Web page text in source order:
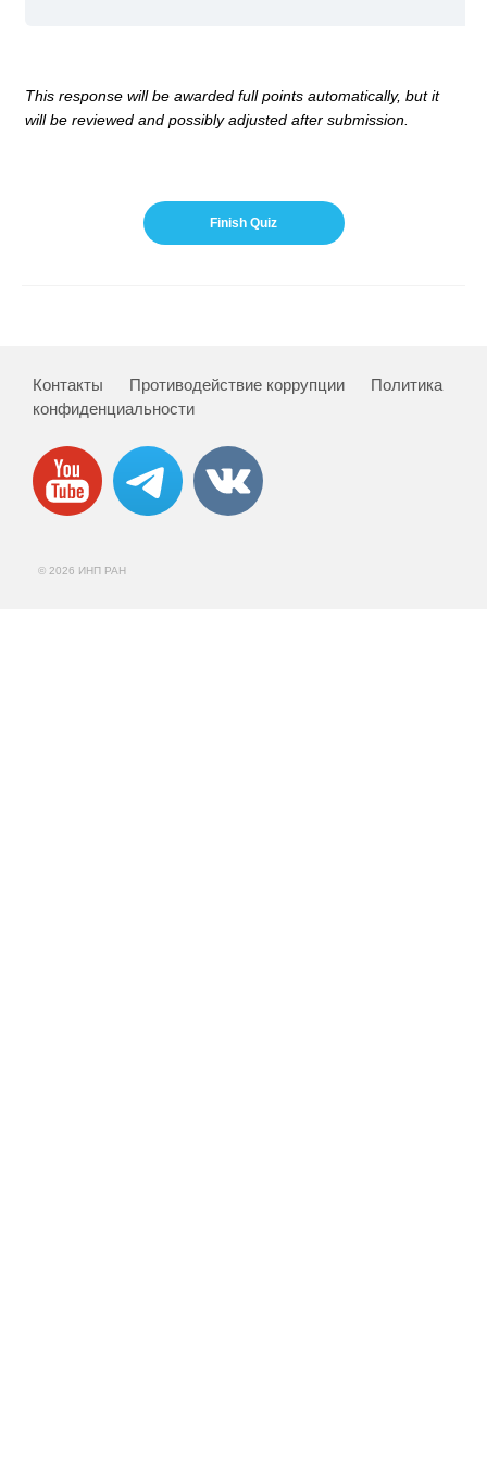
This response will be awarded full points automatically, but it
will be reviewed and possibly adjusted after submission.
Контакты Противодействие коррупции
Политика
конфиденциальности
© 2026 ИНП РАН